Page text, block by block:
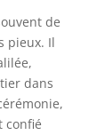
de
pieux. Il
dans
confié